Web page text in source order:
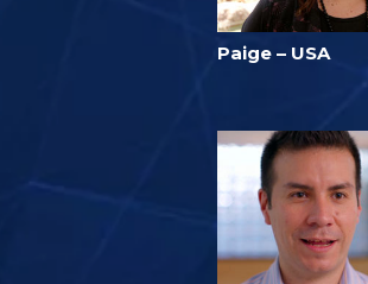
Paige – USA